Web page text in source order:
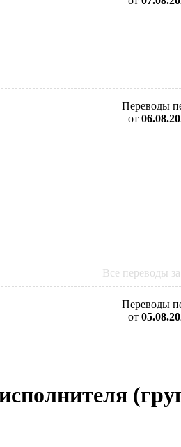
Переводы
от
Все переводы за
Переводы
от